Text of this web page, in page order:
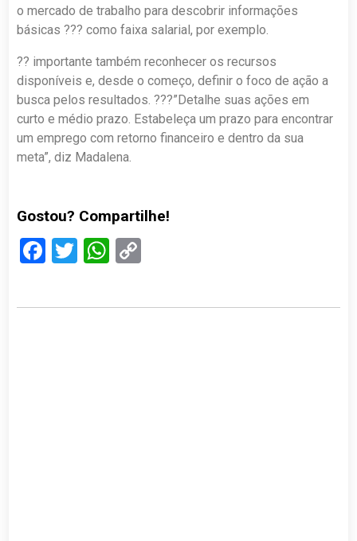
o mercado de trabalho para descobrir informações
básicas ??? como faixa salarial, por exemplo.
?? importante também reconhecer os recursos
disponíveis e, desde o começo, definir o foco de ação a
busca pelos resultados. ???”Detalhe suas ações em
curto e médio prazo. Estabeleça um prazo para encontrar
um emprego com retorno financeiro e dentro da sua
meta”, diz Madalena.
Gostou? Compartilhe!
Facebook
TwitterWhatsApp